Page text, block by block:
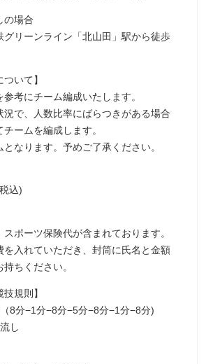
の場合
グリーンライン「北山田」駅から徒歩
ついて】
考にチーム編成いたします。
で、人数比率にばらつきがある場合
ームを編成します。
なります。予めご了承ください。
込)
ポーツ保険代が含まれております。
入れていただき、封筒に氏名と金額
ちください。
技規則】
8分−1分−8分−5分−8分−1分−8分)
し